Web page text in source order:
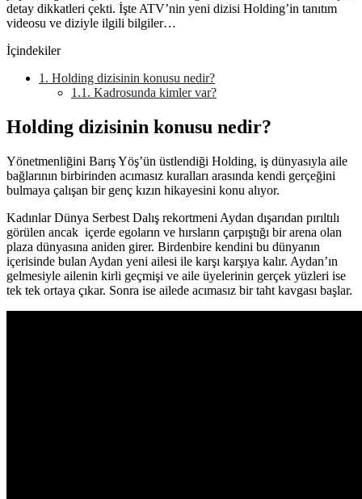
detay dikkatleri çekti. İşte ATV’nin yeni dizisi Holding’in tanıtım
videosu ve diziyle ilgili bilgiler…
İçindekiler
1. Holding dizisinin konusu nedir?
1.1. Kadrosunda kimler var?
Holding dizisinin konusu nedir?
Yönetmenliğini Barış Yöş’ün üstlendiği Holding, iş dünyasıyla aile
bağlarının birbirinden acımasız kuralları arasında kendi gerçeğini
bulmaya çalışan bir genç kızın hikayesini konu alıyor.
Kadınlar Dünya Serbest Dalış rekortmeni Aydan dışarıdan pırıltılı
görülen ancak içerde egoların ve hırsların çarpıştığı bir arena olan
plaza dünyasına aniden girer. Birdenbire kendini bu dünyanın
içerisinde bulan Aydan yeni ailesi ile karşı karşıya kalır. Aydan’ın
gelmesiyle ailenin kirli geçmişi ve aile üyelerinin gerçek yüzleri ise
tek tek ortaya çıkar. Sonra ise ailede acımasız bir taht kavgası başlar.